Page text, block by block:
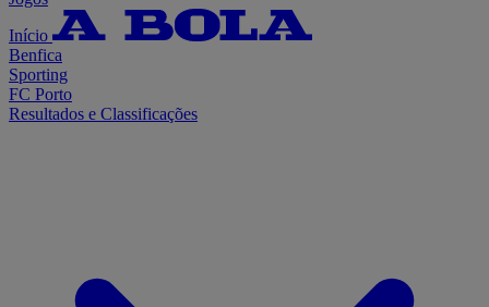
Início
Benfica
Sporting
FC Porto
Resultados e Classificações